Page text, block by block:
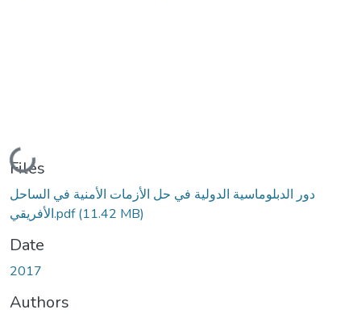
Loading...
Files
دور الدبلوماسية الدولية في حل الأزمات الأمنية في الساحل
الأفريقي.pdf(11.42 MB)
Date
2017
Authors